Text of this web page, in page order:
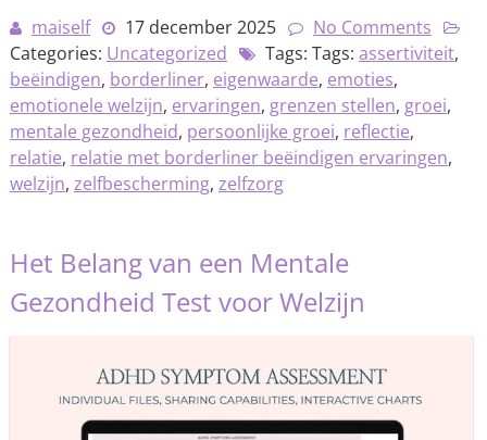
maiself
17 december 2025
No Comments
Categories: Uncategorized Tags: Tags: assertiviteit,
beëindigen, borderliner, eigenwaarde, emoties,
emotionele welzijn, ervaringen, grenzen stellen, groei,
mentale gezondheid, persoonlijke groei, reflectie,
relatie, relatie met borderliner beëindigen ervaringen,
welzijn, zelfbescherming, zelfzorg
Het Belang van een Mentale
Gezondheid Test voor Welzijn